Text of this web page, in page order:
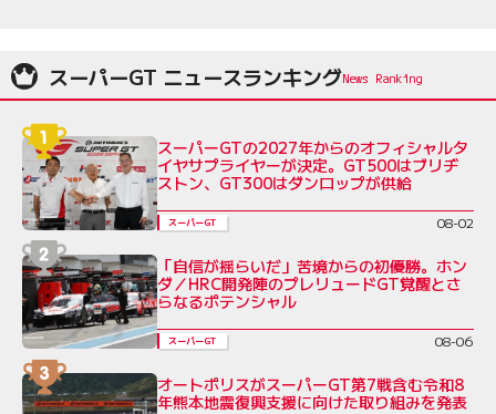
スーパーGT ニュースランキング
スーパーGTの2027年からのオフィシャルタ
イヤサプライヤーが決定。GT500はブリヂ
ストン、GT300はダンロップが供給
スーパーGT 08-02
「自信が揺らいだ」苦境からの初優勝。ホン
ダ／HRC開発陣のプレリュードGT覚醒とさ
らなるポテンシャル
スーパーGT 08-06
オートポリスがスーパーGT第7戦含む令和8
年熊本地震復興支援に向けた取り組みを発表